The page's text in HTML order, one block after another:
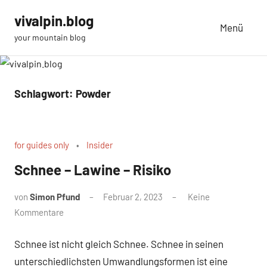
Inhalt
springen
vivalpin.blog
your mountain blog
Menü
Schlagwort: Powder
for guides only Insider
Schnee – Lawine – Risiko
von Simon Pfund Februar 2, 2023
Keine
Kommentare
Schnee ist nicht gleich Schnee. Schnee in seinen
unterschiedlichsten Umwandlungsformen ist eine